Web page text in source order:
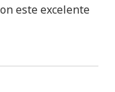
este excelente